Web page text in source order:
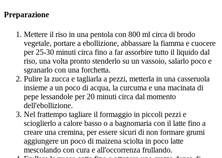
Preparazione
Mettere il riso in una pentola con 800 ml circa di brodo
vegetale, portare a ebollizione, abbassare la fiamma e cuocere
per 25-30 minuti circa fino a far assorbire tutto il liquido dal
riso, una volta pronto stenderlo su un vassoio, salarlo poco e
sgranarlo con una forchetta.
Pulire la zucca e tagliarla a pezzi, metterla in una casseruola
insieme a un poco di acqua, la curcuma e una macinata di
pepe lessandole per 20 minuti circa dal momento
dell'ebollizione.
Nel frattempo tagliare il formaggio in piccoli pezzi e
scioglierlo a calore basso o a bagnomaria con il latte fino a
creare una cremina, per essere sicuri di non formare grumi
aggiungere un poco di maizena sciolta in poco latte
mescolando con cura e all'occorrenza frullando.